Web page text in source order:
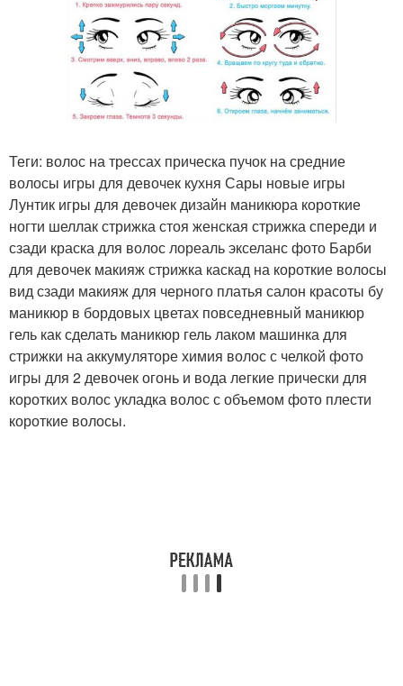
Теги: волос на трессах прическа пучок на средние
волосы игры для девочек кухня Сары новые игры
Лунтик игры для девочек дизайн маникюра короткие
ногти шеллак стрижка стоя женская стрижка спереди и
сзади краска для волос лореаль экселанс фото Барби
для девочек макияж стрижка каскад на короткие волосы
вид сзади макияж для черного платья салон красоты бу
маникюр в бордовых цветах повседневный маникюр
гель как сделать маникюр гель лаком машинка для
стрижки на аккумуляторе химия волос с челкой фото
игры для 2 девочек огонь и вода легкие прически для
коротких волос укладка волос с объемом фото плести
короткие волосы.